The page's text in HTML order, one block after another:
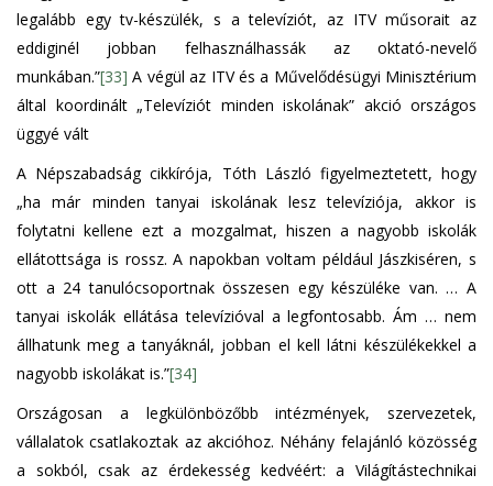
legalább egy tv-készülék, s a televíziót, az ITV műsorait az
eddiginél jobban felhasználhassák az oktató-nevelő
munkában.”[33] A végül az ITV és a Művelődésügyi Minisztérium
által koordinált „Televíziót minden iskolának” akció országos
üggyé vált
A Népszabadság cikkírója, Tóth László figyelmeztetett, hogy
„ha már minden tanyai iskolának lesz televíziója, akkor is
folytatni kellene ezt a mozgalmat, hiszen a nagyobb iskolák
ellátottsága is rossz. A napokban voltam például Jászkiséren, s
ott a 24 tanulócsoportnak összesen egy készüléke van. … A
tanyai iskolák ellátása televízióval a legfontosabb. Ám … nem
állhatunk meg a tanyáknál, jobban el kell látni készülékekkel a
nagyobb iskolákat is.”[34]
Országosan a legkülönbözőbb intézmények, szervezetek,
vállalatok csatlakoztak az akcióhoz. Néhány felajánló közösség
a sokból, csak az érdekesség kedvéért: a Világítástechnikai